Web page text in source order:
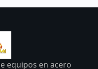
equipos en acero